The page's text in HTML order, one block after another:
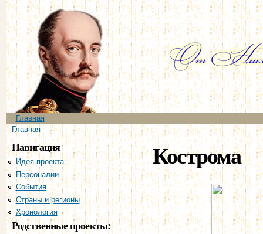
Главное меню
Главная
Вы здесь
Главная
Навигация
Идея проекта
Персоналии
События
Страны и регионы
Хронология
Родственные проекты:
Кострома